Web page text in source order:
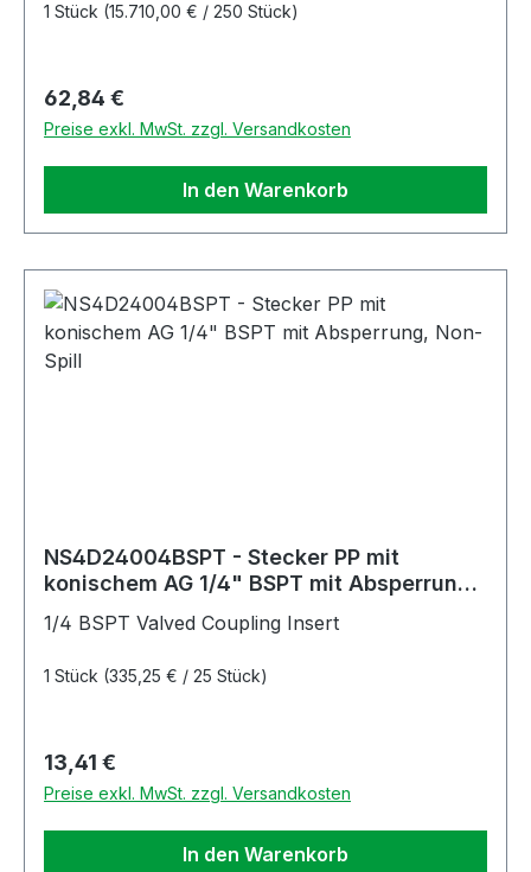
1 Stück (15.710,00 € / 250 Stück)
Regulärer Preis:
62,84 €
Preise exkl. MwSt. zzgl. Versandkosten
In den Warenkorb
NS4D24004BSPT - Stecker PP mit
konischem AG 1/4" BSPT mit Absperrung,
1/4 BSPT Valved Coupling Insert
1 Stück (335,25 € / 25 Stück)
Regulärer Preis:
13,41 €
Preise exkl. MwSt. zzgl. Versandkosten
In den Warenkorb